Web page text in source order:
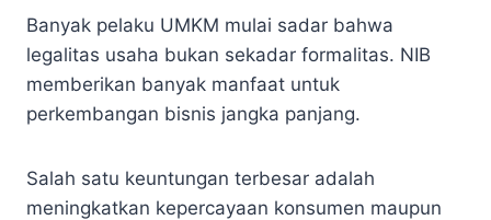
Banyak pelaku UMKM mulai sadar bahwa
legalitas usaha bukan sekadar formalitas. NIB
memberikan banyak manfaat untuk
perkembangan bisnis jangka panjang.
Salah satu keuntungan terbesar adalah
meningkatkan kepercayaan konsumen maupun